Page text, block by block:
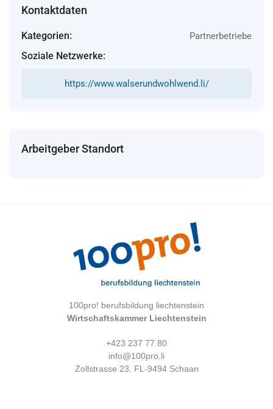
Kontaktdaten
Kategorien: Partnerbetriebe
Soziale Netzwerke:
https://www.walserundwohlwend.li/
Arbeitgeber Standort
100pro! berufsbildung liechtenstein
Wirtschaftskammer Liechtenstein
+423 237 77 80
info@100pro.li
Zollstrasse 23, FL-9494 Schaan